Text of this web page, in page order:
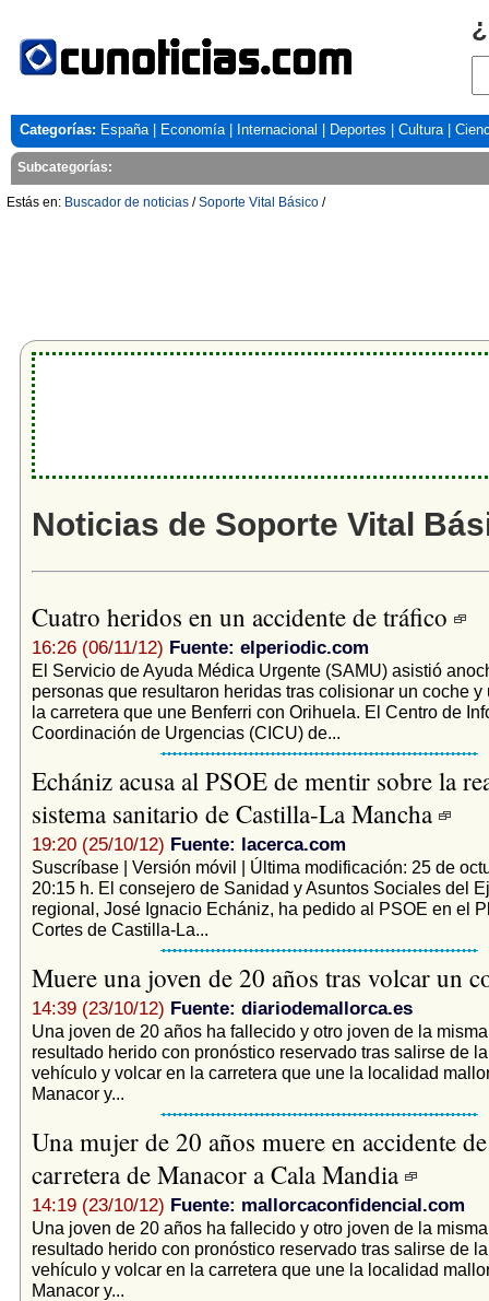
Categorías: España| Economía| Internacional Deportes Cultura|
Subcategorías:
Estás en: Buscador de noticias /Soporte Vital Básico /
Noticias de Soporte Vital
Cuatro heridos en un accidente de tráfico
16:26 (06/11/12) Fuente: elperiodic.com
El Servicio de Ayuda Médica Urgente (SAMU) asistió
personas que resultaron heridas tras colisionar un coche y
la carretera que une Benferri con Orihuela. El Centro de
Coordinación de Urgencias (CICU) de...
Echániz acusa al PSOE de mentir sobre la
sistema sanitario de Castilla-La Mancha
19:20 (25/10/12) Fuente: lacerca.com
Suscríbase | Versión móvil | Última modificación: 25 de
20:15 h. El consejero de Sanidad y Asuntos Sociales del
regional, José Ignacio Echániz, ha pedido al PSOE en el
Cortes de Castilla-La...
Muere una joven de 20 años tras volcar un
14:39 (23/10/12) Fuente: diariodemallorca.es
Una joven de 20 años ha fallecido y otro joven de la
resultado herido con pronóstico reservado tras salirse de
vehículo y volcar en la carretera que une la localidad
Manacor y...
Una mujer de 20 años muere en accidente
carretera de Manacor a Cala Mandia
14:19 (23/10/12) Fuente: mallorcaconfidencial.com
Una joven de 20 años ha fallecido y otro joven de la
resultado herido con pronóstico reservado tras salirse de
vehículo y volcar en la carretera que une la localidad
Manacor y...